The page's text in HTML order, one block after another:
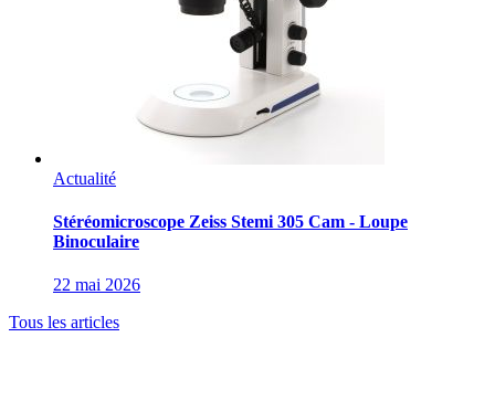
Actualité
Stéréomicroscope Zeiss Stemi 305 Cam - Loupe
Binoculaire
22 mai 2026
Tous les articles